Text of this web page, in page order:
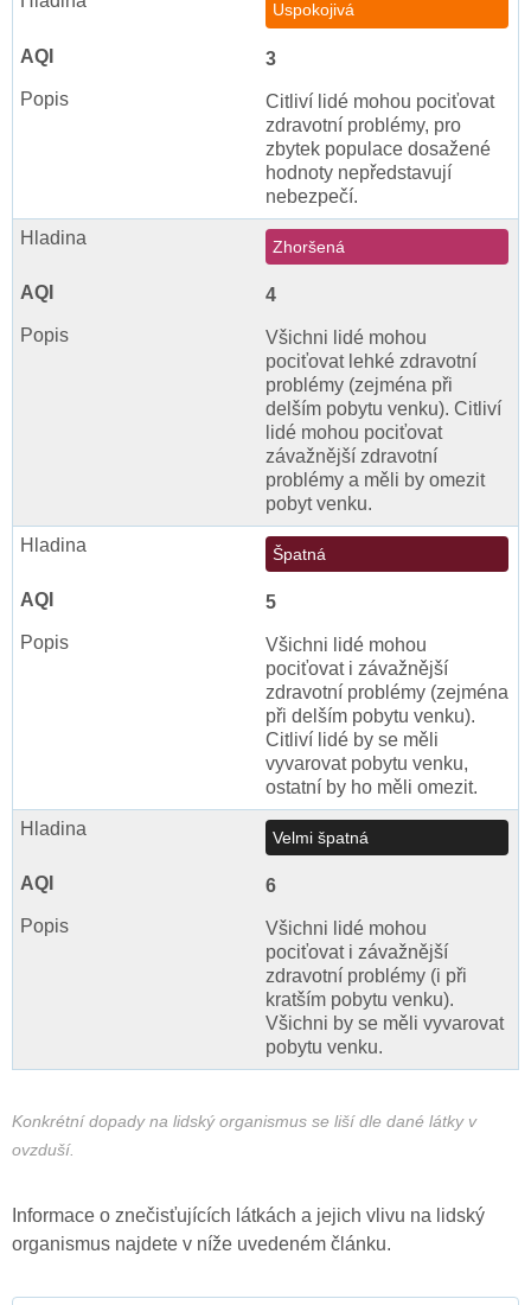
Uspokojivá
3
Citliví lidé mohou pociťovat
zdravotní problémy, pro
zbytek populace dosažené
hodnoty nepředstavují
nebezpečí.
Zhoršená
4
Všichni lidé mohou
pociťovat lehké zdravotní
problémy (zejména při
delším pobytu venku). Citliví
lidé mohou pociťovat
závažnější zdravotní
problémy a měli by omezit
pobyt venku.
Špatná
5
Všichni lidé mohou
pociťovat i závažnější
zdravotní problémy (zejména
při delším pobytu venku).
Citliví lidé by se měli
vyvarovat pobytu venku,
ostatní by ho měli omezit.
Velmi špatná
6
Všichni lidé mohou
pociťovat i závažnější
zdravotní problémy (i při
kratším pobytu venku).
Všichni by se měli vyvarovat
pobytu venku.
Konkrétní dopady na lidský organismus se liší dle dané látky v
ovzduší.
Informace o znečisťujících látkách a jejich vlivu na lidský
organismus najdete v níže uvedeném článku.